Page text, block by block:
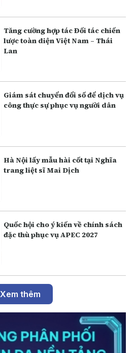
Tăng cường hợp tác Đối tác chiến
lược toàn diện Việt Nam – Thái
Lan
Giám sát chuyển đổi số để dịch vụ
công thực sự phục vụ người dân
Hà Nội lấy mẫu hài cốt tại Nghĩa
trang liệt sĩ Mai Dịch
Quốc hội cho ý kiến về chính sách
đặc thù phục vụ APEC 2027
Xem thêm